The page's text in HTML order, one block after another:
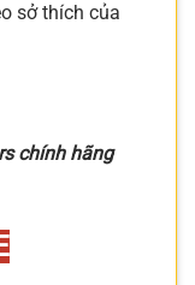
sở thích của
chính hãng